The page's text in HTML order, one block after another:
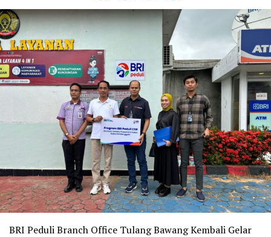
BRI Peduli Branch Office Tulang Bawang Kembali Gelar